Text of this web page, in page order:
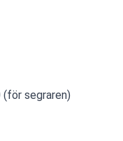
segraren)